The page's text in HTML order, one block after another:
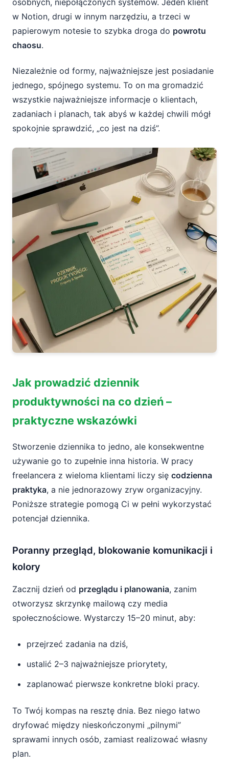
osobnych, niepołączonych systemów. Jeden klient
w Notion, drugi w innym narzędziu, a trzeci w
papierowym notesie to szybka droga do powrotu
chaosu.
Niezależnie od formy, najważniejsze jest posiadanie
jednego, spójnego systemu. To on ma gromadzić
wszystkie najważniejsze informacje o klientach,
zadaniach i planach, tak abyś w każdej chwili mógł
spokojnie sprawdzić, „co jest na dziś”.
Jak prowadzić dziennik
produktywności na co dzień –
praktyczne wskazówki
Stworzenie dziennika to jedno, ale konsekwentne
używanie go to zupełnie inna historia. W pracy
freelancera z wieloma klientami liczy się codzienna
praktyka, a nie jednorazowy zryw organizacyjny.
Poniższe strategie pomogą Ci w pełni wykorzystać
potencjał dziennika.
Poranny przegląd, blokowanie komunikacji i
kolory
Zacznij dzień od przeglądu i planowania, zanim
otworzysz skrzynkę mailową czy media
społecznościowe. Wystarczy 15–20 minut, aby:
przejrzeć zadania na dziś,
ustalić 2–3 najważniejsze priorytety,
zaplanować pierwsze konkretne bloki pracy.
To Twój kompas na resztę dnia. Bez niego łatwo
dryfować między nieskończonymi „pilnymi”
sprawami innych osób, zamiast realizować własny
plan.